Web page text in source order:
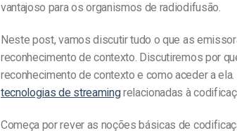
vantajoso para os organismos de radiodifusão.
Neste post, vamos discutir tudo o que as
reconhecimento de contexto. Discutiremos por
reconhecimento de contexto e como aceder a
tecnologias de streamingrelacionadas à
Começa por rever as noções básicas de